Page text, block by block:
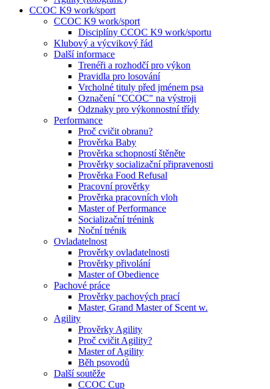
CCOC K9 work/sport
CCOC K9 work/sport
Disciplíny CCOC K9 work/sportu
Klubový a výcvikový řád
Další informace
Trenéři a rozhodčí pro výkon
Pravidla pro losování
Vrcholné tituly před jménem psa
Označení "CCOC" na výstroji
Odznaky pro výkonnostní třídy
Performance
Proč cvičit obranu?
Prověrka Baby
Prověrka schopností štěněte
Prověrky socializační připravenosti
Prověrka Food Refusal
Pracovní prověrky
Prověrka pracovních vloh
Master of Performance
Socializační trénink
Noční trénik
Ovladatelnost
Prověrky ovladatelnosti
Prověrky přivolání
Master of Obedience
Pachové práce
Prověrky pachových prací
Master, Grand Master of Scent w.
Agility
Prověrky Agility
Proč cvičit Agility?
Master of Agility
Běh psovodů
Další soutěže
CCOC Cup